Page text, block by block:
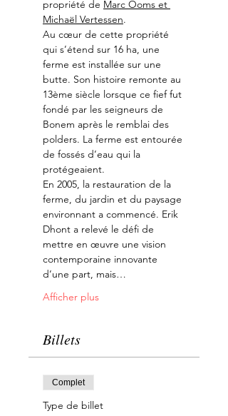
propriété de Marc Ooms et
Michaël Vertessen.
Au cœur de cette propriété
qui s’étend sur 16 ha, une
ferme est installée sur une
butte. Son histoire remonte au
13ème siècle lorsque ce fief fut
fondé par les seigneurs de
Bonem après le remblai des
polders. La ferme est entourée
de fossés d’eau qui la
protégeaient.
En 2005, la restauration de la
ferme, du jardin et du paysage
environnant a commencé. Erik
Dhont a relevé le défi de
mettre en œuvre une vision
contemporaine innovante
d’une part, mais…
Afficher plus
Billets
Complet
Type de billet